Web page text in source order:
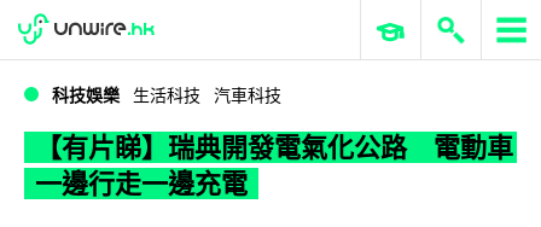
WWDC 2026 ERP 與商業 AI
科技娛樂 生活科技 汽車科技
【有片睇】瑞典開發電氣化公路 電動車
一邊行走一邊充電